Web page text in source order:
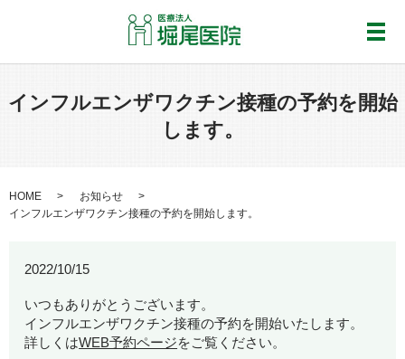
メ
インフルエンザワクチン接種の予約を開始
します。
HOME
お知らせ
インフルエンザワクチン接種の予約を開始します。
2022/10/15
いつもありがとうございます。
インフルエンザワクチン接種の予約を開始いたします。
詳しくはWEB予約ページをご覧ください。